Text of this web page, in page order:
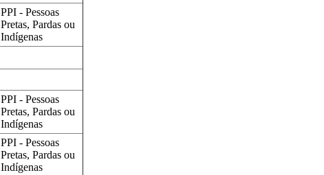
PPI - Pessoas
Pretas, Pardas ou
Indígenas
PPI - Pessoas
Pretas, Pardas ou
Indígenas
PPI - Pessoas
Pretas, Pardas ou
Indígenas